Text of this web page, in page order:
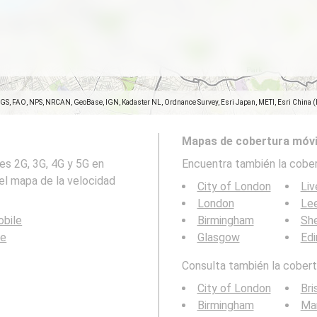
FAO, NPS, NRCAN, GeoBase, IGN, Kadaster NL, Ordnance Survey, Esri Japan, METI, Esri
2G, 3G, 4G y 5G en
mapa de la velocidad
Mapas de cobertura
Encuentra también la
City of London
London
Birmingham
Glasgow
Consulta también la
City of London
Birmingham